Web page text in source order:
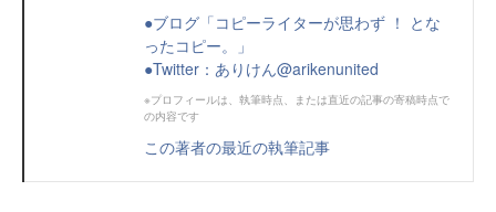
●ブログ「コピーライターが思わず ！ とな
ったコピー。」
●Twitter：ありけん@arikenunited
※プロフィールは、執筆時点、または直近の記事の寄稿時点で
の内容です
この著者の最近の執筆記事